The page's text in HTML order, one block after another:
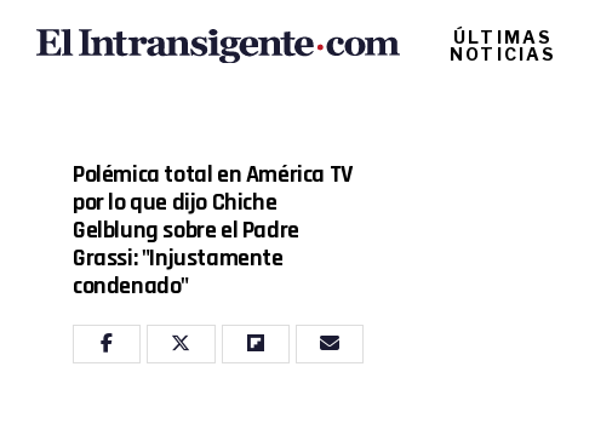
ÚLTIMAS
NOTICIAS
Polémica total en América TV
por lo que dijo Chiche
Gelblung sobre el Padre
Grassi: "Injustamente
condenado"